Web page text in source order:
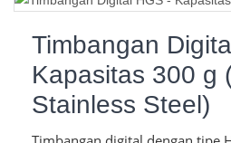
Timbangan
Kapasitas 300 g
Stainless Steel)